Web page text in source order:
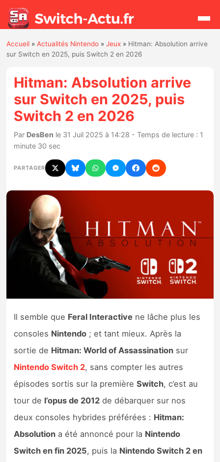
Actualités
Jeux
Hardware
Mises à jour
Chiffres de ventes
Rumeurs
Nintendo Direct
Tests et previews
Tests de jeux
Tests d’accessoires
Previews
Précommandes
Précommandes jeux Switch 2
Sorties de jeux
Accueil »Actualités Nintendo »Jeux » Hitman: Absolution arrive
sur Switch en 2025, puis Switch 2 en 2026
Hitman: Absolution arrive
sur Switch en 2025, puis
Switch 2 en 2026
Par DesBen le 31 Juil 2025 à 14:28 - Temps de lecture : 1
minute 30 sec
PARTAGER
Il semble que Feral Interactive ne lâche plus les
consoles Nintendo ; et tant mieux. Après la
sortie de Hitman: World of Assassination sur
Nintendo Switch 2, sans compter les autres
épisodes sortis sur la premièreSwitch, c’est au
tour de l’opus de 2012 de débarquer sur nos
deux consoles hybrides préférées : Hitman:
Absolution a été annoncé pour la Nintendo
Switch en fin 2025, puis la Nintendo Switch 2 en